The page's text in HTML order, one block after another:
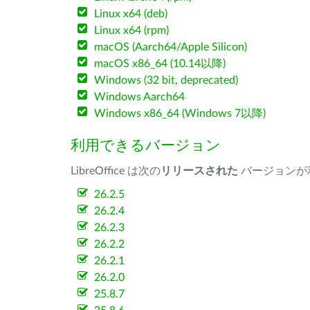
Linux x64 (deb)
Linux x64 (rpm)
macOS (Aarch64/Apple Silicon)
macOS x86_64 (10.14以降)
Windows (32 bit, deprecated)
Windows Aarch64
Windows x86_64 (Windows 7以降)
利用できるバージョン
LibreOffice は次のリリースされた バージョンが
26.2.5
26.2.4
26.2.3
26.2.2
26.2.1
26.2.0
25.8.7